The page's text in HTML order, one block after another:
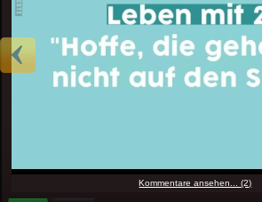
Kommentare ansehen... (2)